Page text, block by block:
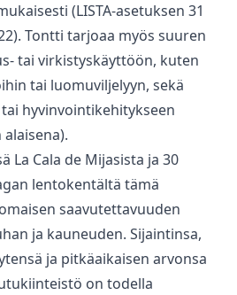
(LISTA-asetuksen 31
Tontti tarjoaa myös suuren
tai virkistyskäyttöön, kuten
tai luomuviljelyyn, sekä
hyvinvointikehitykseen
La Cala de Mijasista ja 30
‌lentokentältä ‌tämä
saavutettavuuden
‌ja kauneuden. Sijaintinsa,
‌ja ‌pitkäaikaisen arvonsa
‌on ‌todella